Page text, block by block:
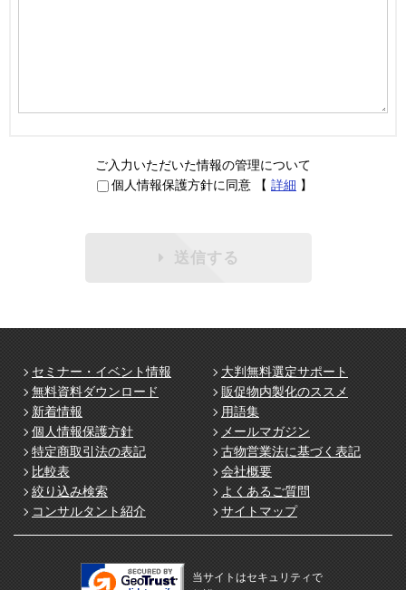
ご入力いただいた情報の管理について
個人情報保護方針に同意 【 詳細 】
送信する
セミナー・イベント情報
大判無料選定サポート
無料資料ダウンロード
販促物内製化のススメ
新着情報
用語集
個人情報保護方針
メールマガジン
特定商取引法の表記
古物営業法に基づく表記
比較表
会社概要
絞り込み検索
よくあるご質問
コンサルタント紹介
サイトマップ
当サイトはセキュリティで